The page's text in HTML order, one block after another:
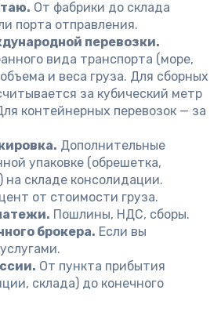
От фабрики до склада
порта отправления.
перевозки.
вида транспорта (море,
и веса груза. Для сборных
за кубический метр
контейнерных перевозок — за
Дополнительные
упаковке (обрешетка,
на складе консолидации.
от стоимости груза.
Пошлины, НДС, сборы.
брокера. Если вы
От пункта прибытия
склада) до конечного